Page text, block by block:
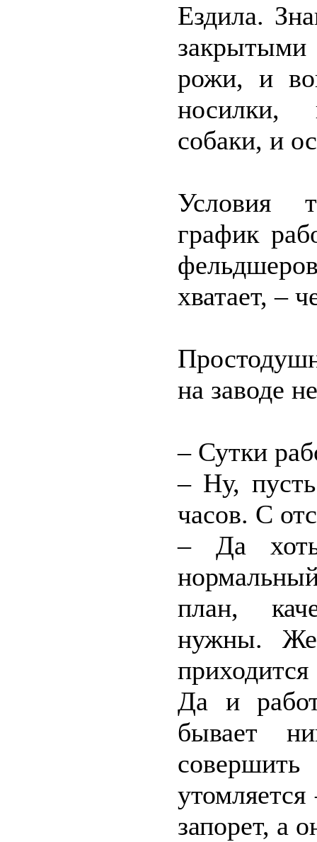
Ездила.
рожи, и
носилки,
собаки, и
Условия
график
хватает, –
на заводе
– Сутки
– Ну,
часов. С
– Да
план,
нужны.
Да и
бывает
запорет, а